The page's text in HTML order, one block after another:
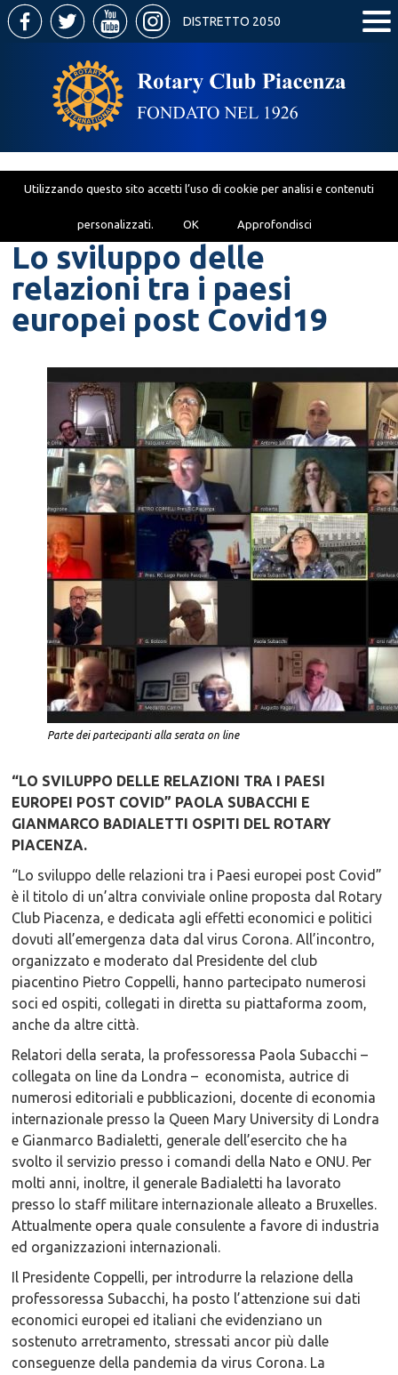
Utilizzando questo sito accetti l’uso di cookie per analisi e contenuti
personalizzati. OK Approfondisci
Lo sviluppo delle
relazioni tra i paesi
europei post Covid19
Parte dei partecipanti alla serata on line
“LO SVILUPPO DELLE RELAZIONI TRA I PAESI
EUROPEI POST COVID” PAOLA SUBACCHI E
GIANMARCO BADIALETTI OSPITI DEL ROTARY
PIACENZA.
“Lo sviluppo delle relazioni tra i Paesi europei post Covid”
è il titolo di un’altra conviviale online proposta dal Rotary
Club Piacenza, e dedicata agli effetti economici e politici
dovuti all’emergenza data dal virus Corona. All’incontro,
organizzato e moderato dal Presidente del club
piacentino Pietro Coppelli, hanno partecipato numerosi
soci ed ospiti, collegati in diretta su piattaforma zoom,
anche da altre città.
Relatori della serata, la professoressa Paola Subacchi –
collegata on line da Londra – economista, autrice di
numerosi editoriali e pubblicazioni, docente di economia
internazionale presso la Queen Mary University di Londra
e Gianmarco Badialetti, generale dell’esercito che ha
svolto il servizio presso i comandi della Nato e ONU. Per
molti anni, inoltre, il generale Badialetti ha lavorato
presso lo staff militare internazionale alleato a Bruxelles.
Attualmente opera quale consulente a favore di industria
ed organizzazioni internazionali.
Il Presidente Coppelli, per introdurre la relazione della
professoressa Subacchi, ha posto l’attenzione sui dati
economici europei ed italiani che evidenziano un
sostenuto arretramento, stressati ancor più dalle
conseguenze della pandemia da virus Corona. La
DISTRETTO 2050